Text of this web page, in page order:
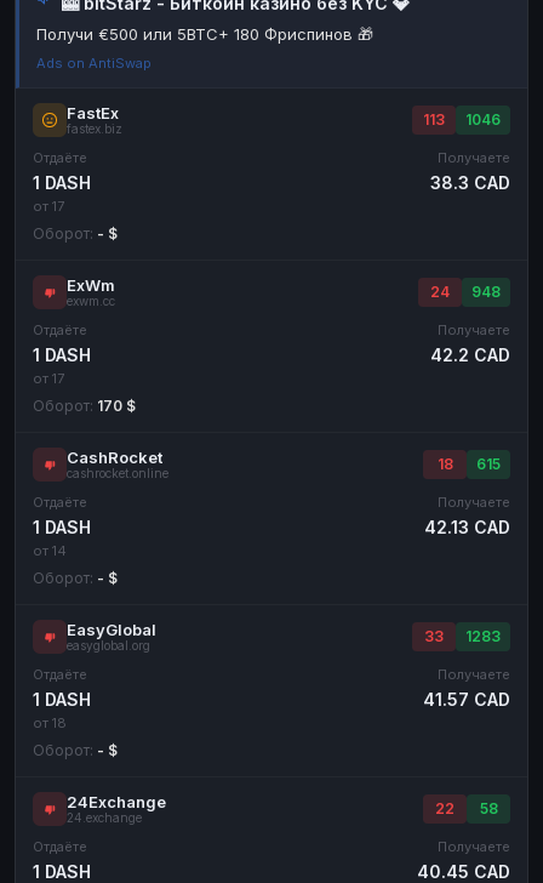
Наличные RUB
Наличные
Наличные
Наличные
KZT
Получи €500 или 5BTC+ 180 Фриспинов 🎁
Ads on AntiSwap
FastEx
fastex.biz
113 1046
Отдаёте
1 DASH
от 17
Получаете
38.3 CAD
Оборот: - $
ExWm
exwm.cc
24 948
Отдаёте
1 DASH
от 17
Получаете
42.2 CAD
Оборот: 170 $
CashRocket
cashrocket.online
18 615
Отдаёте
1 DASH
от 14
Получаете
42.13 CAD
Оборот: - $
EasyGlobal
easyglobal.org
33 1283
Отдаёте
1 DASH
от 18
Получаете
41.57 CAD
Оборот: - $
24Exchange
24.exchange
22 58
Отдаёте
1 DASH
Получаете
40.45 CAD